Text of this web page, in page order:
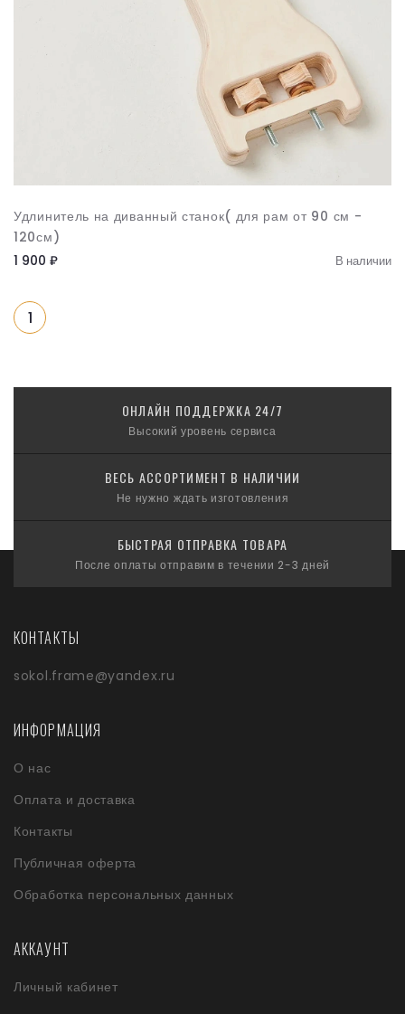
Удлинитель на диванный станок( для рам от 90 см -
120см)
1 900 ₽
В наличии
1
ОНЛАЙН ПОДДЕРЖКА 24/7
Высокий уровень сервиса
ВЕСЬ АССОРТИМЕНТ В НАЛИЧИИ
Не нужно ждать изготовления
БЫСТРАЯ ОТПРАВКА ТОВАРА
После оплаты отправим в течении 2-3 дней
КОНТАКТЫ
sokol.frame@yandex.ru
ИНФОРМАЦИЯ
О нас
Оплата и доставка
Контакты
Публичная оферта
Обработка персональных данных
АККАУНТ
Личный кабинет